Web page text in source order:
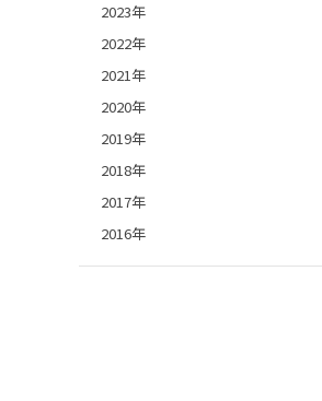
2023年
2022年
2021年
2020年
2019年
2018年
2017年
2016年